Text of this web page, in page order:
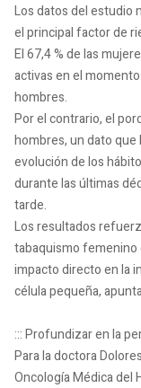
Los datos del estudio
el principal factor de
El 67,4 % de las
activas en el
hombres.
Por el contrario, el
hombres, un dato que
evolución de los
durante las últimas
tarde.
Los resultados
tabaquismo femenino
impacto directo en la
célula pequeña,
::: Profundizar en la
Para la doctora
Oncología Médica del